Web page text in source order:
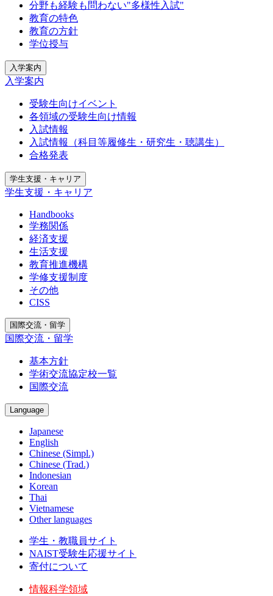
分野も経験も問わない"多様性入試"
教育の特色
教育の方針
学位授与
入学案内
入学案内
受験生向けイベント
各領域の受験生向け情報
入試情報
入試情報（科目等履修生・研究生・聴講生）
合格発表
学生支援・キャリア
学生支援・キャリア
Handbooks
学務関係
経済支援
生活支援
教育推進機構
学修支援制度
その他
CISS
国際交流・留学
国際交流・留学
基本方針
学術交流協定校一覧
国際交流
Language
Japanese
English
Chinese (Simpl.)
Chinese (Trad.)
Indonesian
Korean
Thai
Vietnamese
Other languages
学生・教職員サイト
NAIST受験生応援サイト
寄付について
情報科学領域